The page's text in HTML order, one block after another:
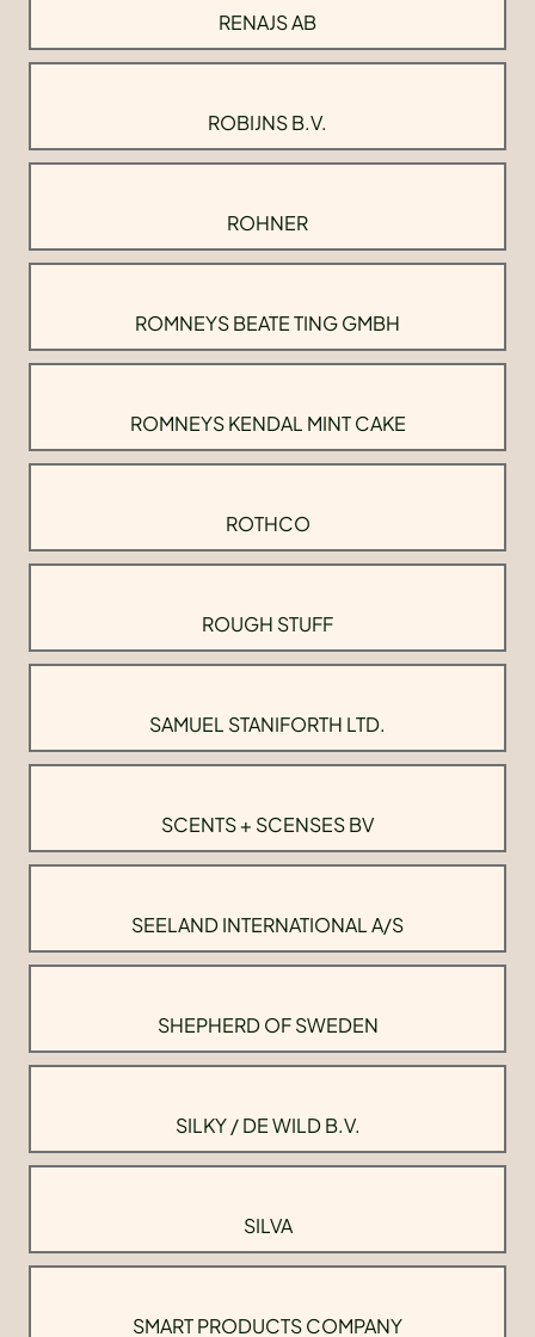
RENAJS AB
ROBIJNS B.V.
ROHNER
ROMNEYS BEATE TING GMBH
ROMNEYS KENDAL MINT CAKE
ROTHCO
ROUGH STUFF
SAMUEL STANIFORTH LTD.
SCENTS + SCENSES BV
SEELAND INTERNATIONAL A/S
SHEPHERD OF SWEDEN
SILKY / DE WILD B.V.
SILVA
SMART PRODUCTS COMPANY